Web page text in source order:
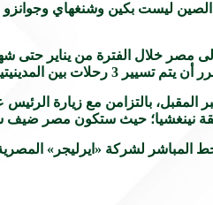
الصين ليست بكين وشنغهاي
الرابع من ضمن أكبر 10 أسواق مصدرة للسياحة إلى مصر
لشركة مصر للطيران.
بالتزامن مع زيارة
نينغشيا؛ حيث ستكون مصر
والصين يوم 13 يوليو الجاري، أولى رحلات الخط